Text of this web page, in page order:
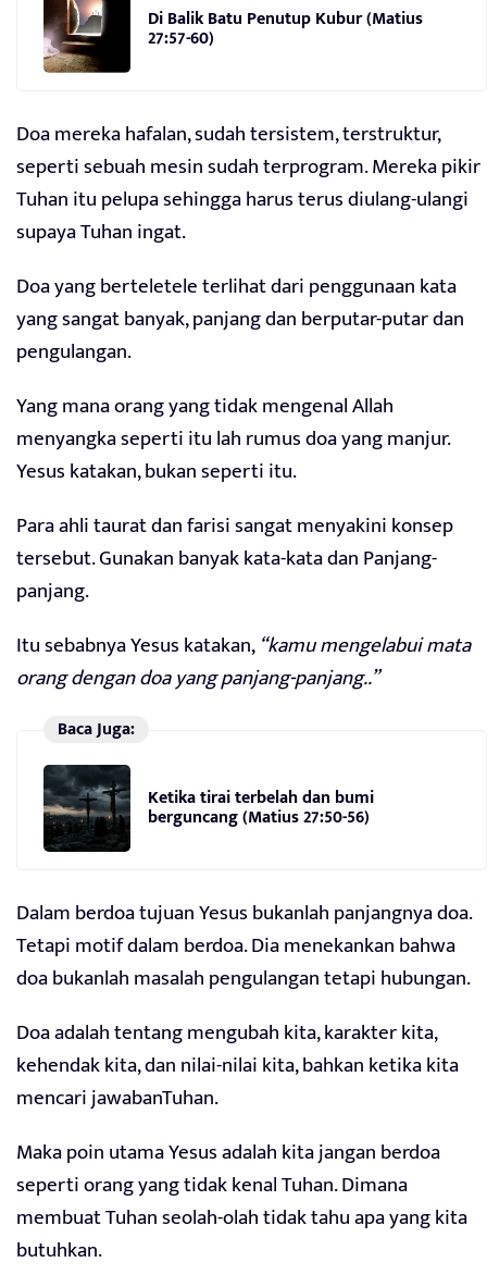
Di Balik Batu Penutup Kubur (Matius
27:57-60)
Doa mereka hafalan, sudah tersistem, terstruktur,
seperti sebuah mesin sudah terprogram. Mereka pikir
Tuhan itu pelupa sehingga harus terus diulang-ulangi
supaya Tuhan ingat.
Doa yang berteletele terlihat dari penggunaan kata
yang sangat banyak, panjang dan berputar-putar dan
pengulangan.
Yang mana orang yang tidak mengenal Allah
menyangka seperti itu lah rumus doa yang manjur.
Yesus katakan, bukan seperti itu.
Para ahli taurat dan farisi sangat menyakini konsep
tersebut. Gunakan banyak kata-kata dan Panjang-
panjang.
Itu sebabnya Yesus katakan,“kamu mengelabui mata
orang dengan doa yang panjang-panjang..”
Baca Juga:
Ketika tirai terbelah dan bumi
berguncang (Matius 27:50-56)
Dalam berdoa tujuan Yesus bukanlah panjangnya doa.
Tetapi motif dalam berdoa. Dia menekankan bahwa
doa bukanlah masalah pengulangan tetapi hubungan.
Doa adalah tentang mengubah kita, karakter kita,
kehendak kita, dan nilai-nilai kita, bahkan ketika kita
mencari jawabanTuhan.
Maka poin utama Yesus adalah kita jangan berdoa
seperti orang yang tidak kenal Tuhan. Dimana
membuat Tuhan seolah-olah tidak tahu apa yang kita
butuhkan.